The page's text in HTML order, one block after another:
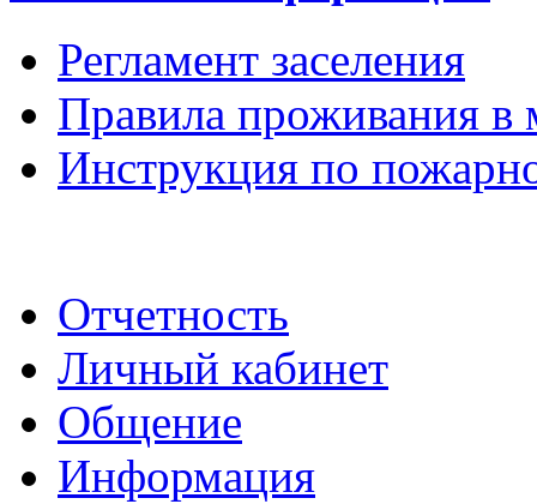
Регламент заселения
Правила проживания в
Инструкция по
Отчетность
Личный кабинет
Общение
Информация